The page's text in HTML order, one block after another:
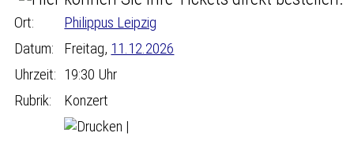
Ort:
Philippus Leipzig
Datum:
Freitag, 11.12.2026
Uhrzeit: 19:30 Uhr
Rubrik:
Konzert
|